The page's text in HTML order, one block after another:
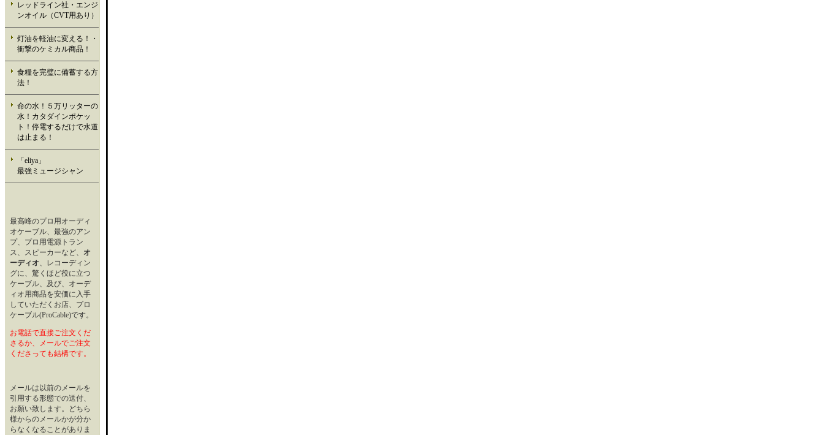
レッドライン社・エンジ
ンオイル（CVT用あり）
灯油を軽油に変える！・
衝撃のケミカル商品！
食糧を完璧に備蓄する方
法！
命の水！５万リッターの
水！カタダインポケッ
ト！停電するだけで水道
は止まる！
「eliya」
最強ミュージシャン
最高峰のプロ用オーディ
オケーブル、最強のアン
プ、プロ用電源トラン
ス、スピーカーなど、 オ
ーディオ、レコーディン
グに、驚くほど役に立つ
ケーブル、及び、オーデ
ィオ用商品を安価に入手
していただくお店、プロ
ケーブル(ProCable)です。
お電話で直接ご注文くだ
さるか、メールでご注文
くださっても結構です。
メールは以前のメールを
引用する形態での送付、
お願い致します。どちら
様からのメールかが分か
らなくなることがありま